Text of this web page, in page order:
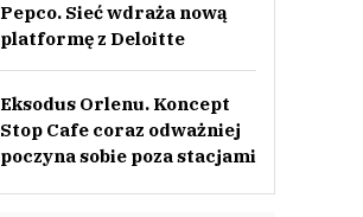
Pepco. Sieć wdraża nową
platformę z Deloitte
Eksodus Orlenu. Koncept
Stop Cafe coraz odważniej
poczyna sobie poza stacjami